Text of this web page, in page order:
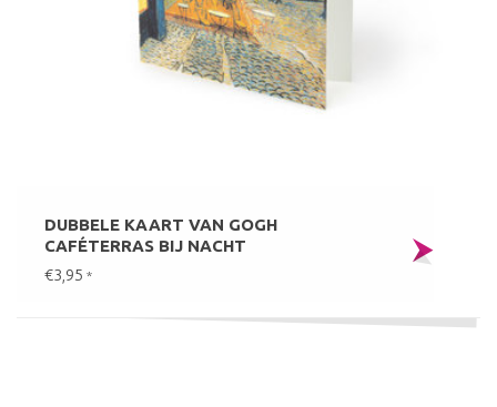
DUBBELE KAART VAN GOGH
CAFÉTERRAS BIJ NACHT
€3,95 *